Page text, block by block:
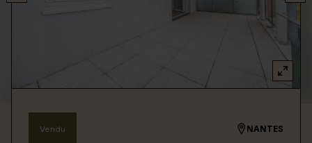
Vendu NANTES